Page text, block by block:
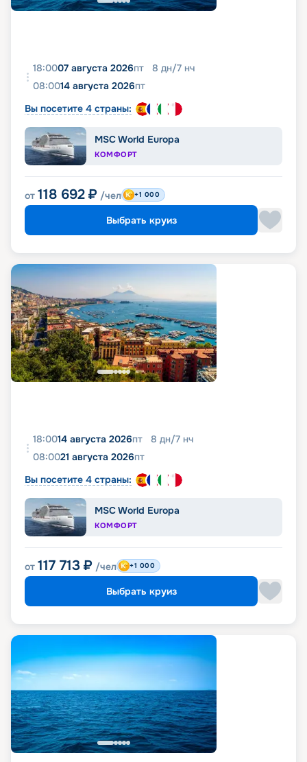
18:0007 августа 2026пт 8 дн/7 нч
08:0014 августа 2026пт
Вы посетите 4 страны:
MSC World Europa
КОМФОРТ
от 118 692 ₽ /чел +1 000
Выбрать круиз
18:0014 августа 2026пт 8 дн/7 нч
08:0021 августа 2026пт
Вы посетите 4 страны:
MSC World Europa
КОМФОРТ
от 117 713 ₽ /чел +1 000
Выбрать круиз